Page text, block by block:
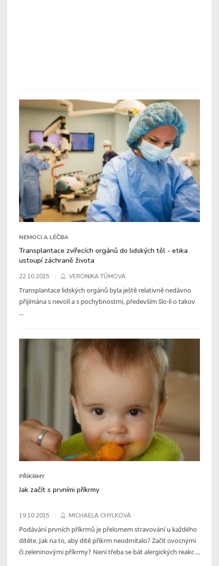
NEMOCI A LÉČBA
Transplantace zvířecích orgánů do lidských těl - etika
ustoupí záchraně života
22.10.2015 VERONIKA TŮMOVÁ
Transplantace lidských orgánů byla ještě relativně nedávno
přijímána s nevolí a s pochybnostmi, především šlo-li o takov
...
PŘÍKRMY
Jak začít s prvními příkrmy
19.10.2015 MICHAELA CHYLKOVÁ
Podávání prvních příkrmů je přelomem stravování u každého
dítěte. Jak na to, aby dítě příkrm neodmítalo? Začít ovocnými
či zeleninovými příkrmy? Není třeba se bát alergických reakc ...